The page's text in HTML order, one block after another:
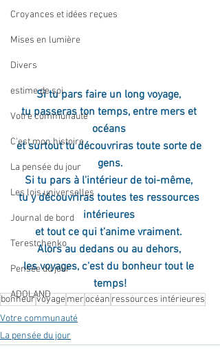
Croyances et idées reçues
Mises en lumière
Divers
estime de soi
Votre communauté
C'est mon histoire
La pensée du jour
Les lois universelles
Journal de bord
Terestchenko
Pensée du jour
ADOLAND
Si tu pars faire un long voyage,
tu passeras ton temps, entre mers et
océans
et surtout tu découvriras toute sorte de
gens.
Si tu pars à l'intérieur de toi-même,
tu y découvriras toutes tes ressources
intérieures
et tout ce qui t'anime vraiment.
Alors au dedans ou au dehors,
les voyages, c'est du bonheur tout le
temps!
bonheurvoyagemerocéan ressources intérieures
Votre communauté
La pensée du jour